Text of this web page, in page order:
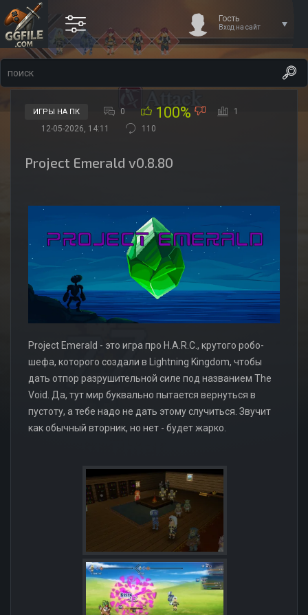
Гость
Вход на сайт
ИГРЫ НА ПК 0 100%
1
12-05-2026, 14:11
110
Project Emerald v0.8.80
Project Emerald - это игра про H.A.R.C., крутого робо-
шефа, которого создали в Lightning Kingdom, чтобы
дать отпор разрушительной силе под названием The
Void. Да, тут мир буквально пытается вернуться в
пустоту, а тебе надо не дать этому случиться. Звучит
как обычный вторник, но нет - будет жарко.